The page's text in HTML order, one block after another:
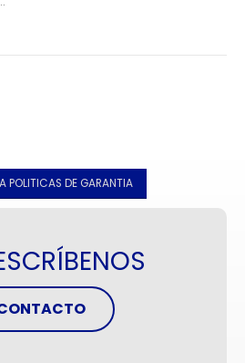
POLITICAS DE GARANTIA